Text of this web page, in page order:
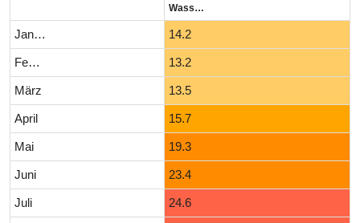
Wassertemperatur (°C)
Januar 14.2
Februar 13.2
März 13.5
April 15.7
Mai 19.3
Juni 23.4
Juli 24.6